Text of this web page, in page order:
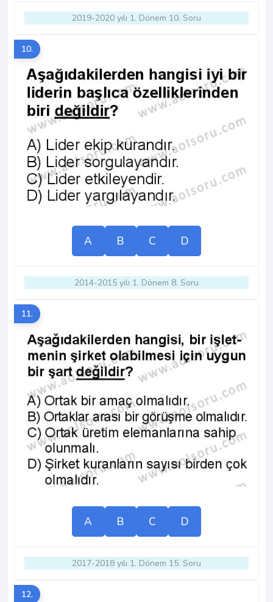
2019-2020 yılı 1. Dönem 10. Soru
10.
A B C D
2014-2015 yılı 1. Dönem 8. Soru
11.
A B C D
2017-2018 yılı 1. Dönem 15. Soru
12.